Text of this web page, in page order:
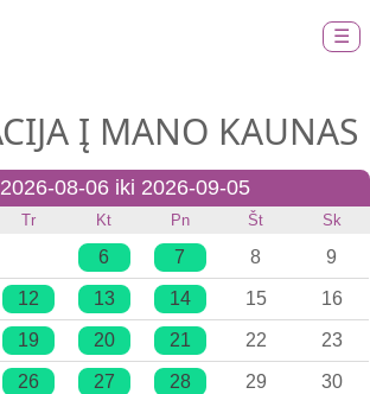
☰
Į MANO KAUNAS
08-06 iki 2026-09-05
Tr Kt Pn Št Sk
6 7 8 9
12 13 14 15 16
19 20 21 22 23
26 27 28 29 30